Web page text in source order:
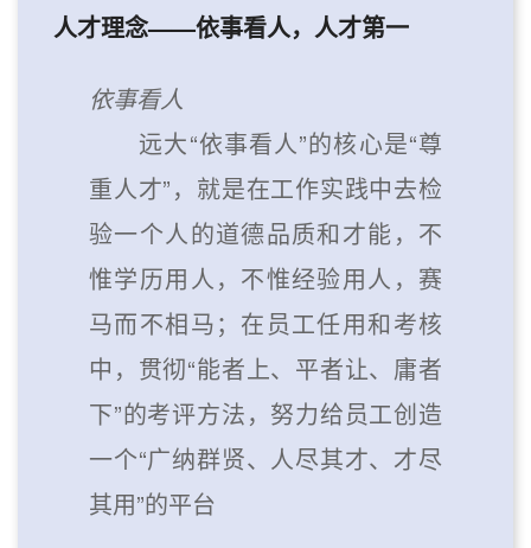
人才理念——依事看人，人才第一
依事看人
远大“依事看人”的核心是“尊
重人才”，就是在工作实践中去检
验一个人的道德品质和才能，不
惟学历用人，不惟经验用人，赛
马而不相马；在员工任用和考核
中，贯彻“能者上、平者让、庸者
下”的考评方法，努力给员工创造
一个“广纳群贤、人尽其才、才尽
其用”的平台